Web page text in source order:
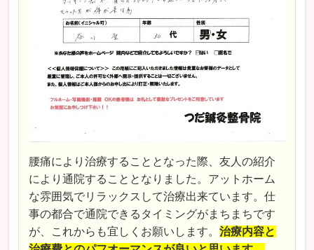
腰痛により治療することとなった際、友人の紹介
により通院することとなりました。アットホーム
な雰囲気でリラックスして治療出来ています。仕
事の都合で通院できるタイミングがまちまちです
が、これからも宜しくお願いします。治療内容と